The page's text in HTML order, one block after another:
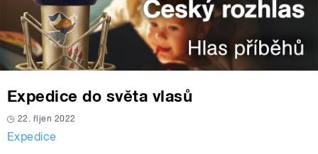
Expedice do světa vlasů
22. říjen 2022
Expedice